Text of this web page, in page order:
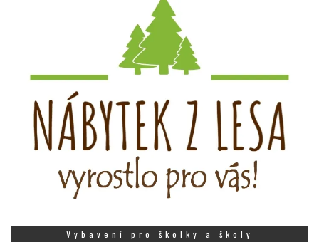
Vybavení pro školky a školy